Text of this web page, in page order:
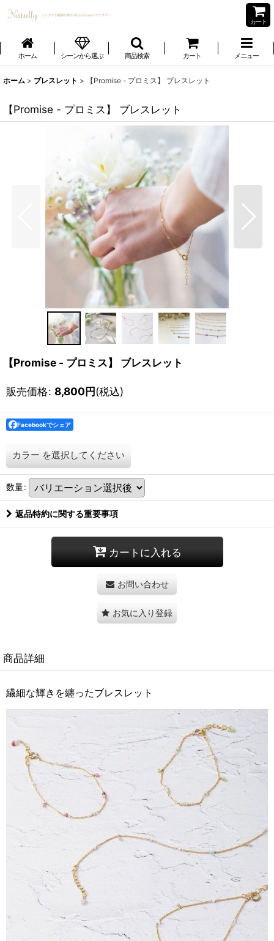
カート
ホーム シーンから選ぶ 商品検索 カート メニュー
ホーム > ブレスレット > 【Promise - プロミス】 ブレスレット
【Promise - プロミス】 ブレスレット
【Promise - プロミス】 ブレスレット
販売価格: 8,800円(税込)
Facebookでシェア
カラー を選択してください
数量:
返品特約に関する重要事項
カートに入れる
お問い合わせ
お気に入り登録
商品詳細
繊細な輝きを纏ったブレスレット